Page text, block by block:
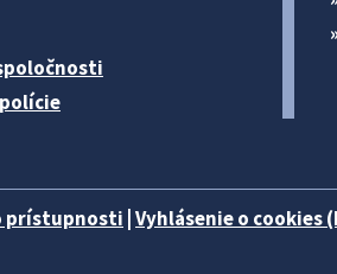
prístupnosti Vyhlásenie o cookies